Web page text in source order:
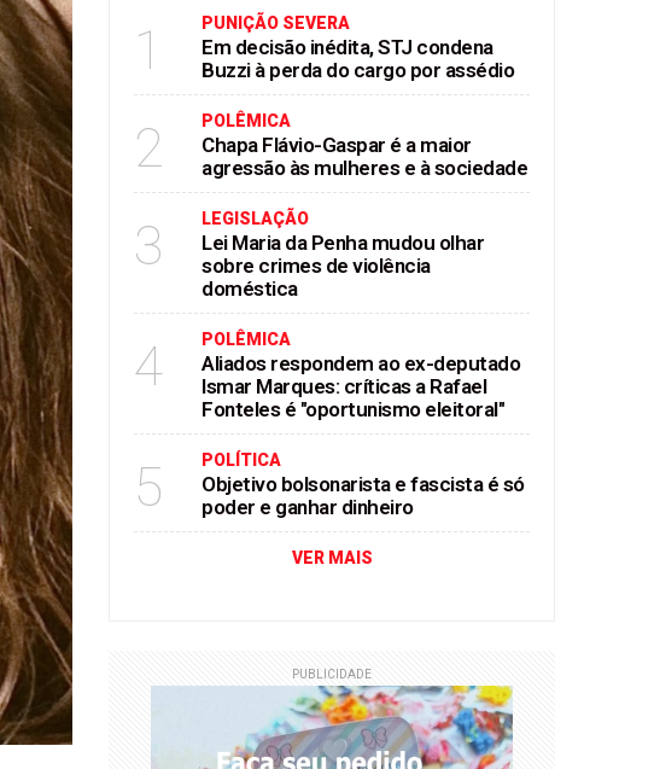
1 PUNIÇÃO SEVERA
Em decisão inédita, STJ condena
Buzzi à perda do cargo por assédio
2 POLÊMICA
Chapa Flávio-Gaspar é a maior
agressão às mulheres e à sociedade
3 LEGISLAÇÃO
Lei Maria da Penha mudou olhar
sobre crimes de violência
doméstica
4 POLÊMICA
Aliados respondem ao ex-deputado
Ismar Marques: críticas a Rafael
Fonteles é "oportunismo eleitoral"
5 POLÍTICA
Objetivo bolsonarista e fascista é só
poder e ganhar dinheiro
VER MAIS
PUBLICIDADE